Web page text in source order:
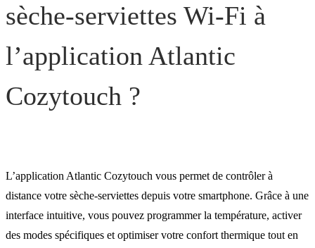
sèche-serviettes Wi-Fi à
l’application Atlantic
Cozytouch ?
L’application Atlantic Cozytouch vous permet de contrôler à
distance votre sèche-serviettes depuis votre smartphone. Grâce à une
interface intuitive, vous pouvez programmer la température, activer
des modes spécifiques et optimiser votre confort thermique tout en